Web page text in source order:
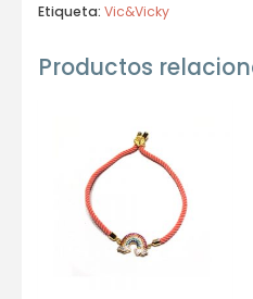
Etiqueta: Vic&Vicky
Productos